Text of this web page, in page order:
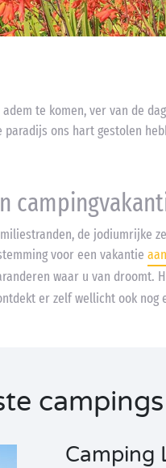
te komen, ver van de
paradijs ons hart gestolen
de jodiumrijke
voor een vakantie
waar u van droomt.
er zelf wellicht ook nog
Camping